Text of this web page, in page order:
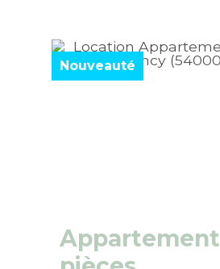
Nouveauté
Appartement